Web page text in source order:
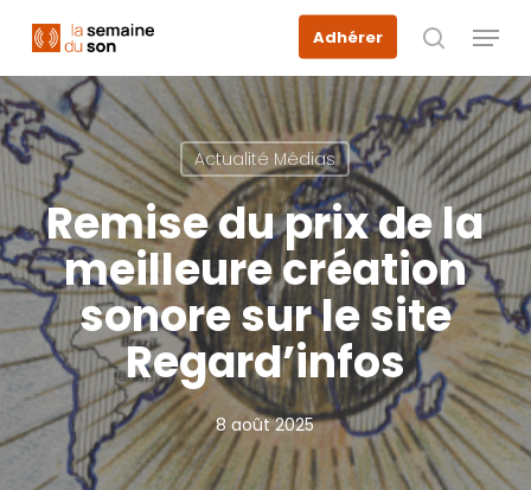
main
content
Adhérer
recherche
Menu
Actualité Médias
Remise du prix de la
meilleure création
sonore sur le site
Regard’infos
8 août 2025